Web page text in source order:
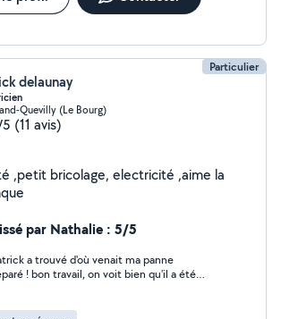
Particulier
delaunay
Quevilly (Le Bourg)
(11 avis)
,petit bricolage, electricité ,aime la
par Nathalie : 5/5
a trouvé d'où venait ma panne
! bon travail, on voit bien qu'il a été